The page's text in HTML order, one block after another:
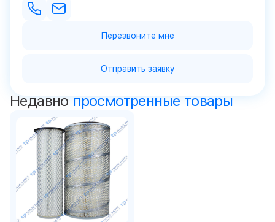
Перезвоните мне
Отправить заявку
Недавно просмотренные товары